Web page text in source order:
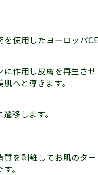
使用したヨーロッパCE
作用し皮膚を再生させ
へと導きます。
移します。
を剥離してお肌のター
。